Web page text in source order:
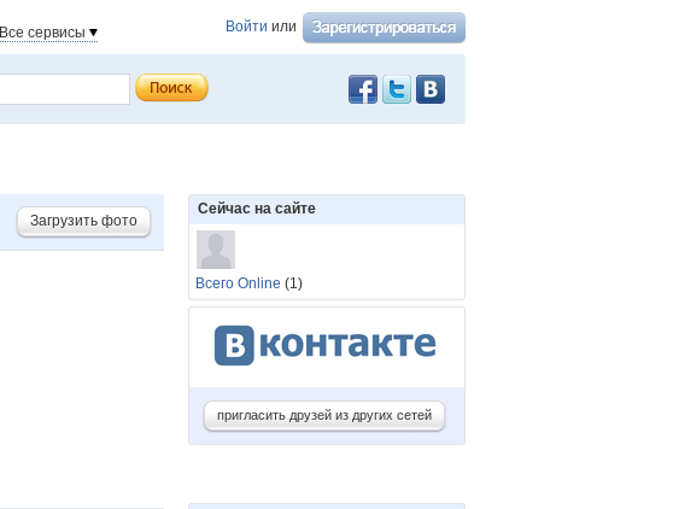
Войти или
Все сервисы
Загрузить фото
Сейчас на сайте
Всего Online (1)
пригласить друзей из других сетей